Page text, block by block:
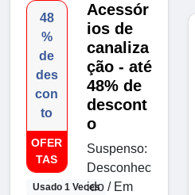
48
%
de
des
con
to
OFER
TAS
Usado 1 Veces
Acessór
ios de
canaliza
ção - até
48% de
descont
o
Suspenso:
Desconhec
ido / Em